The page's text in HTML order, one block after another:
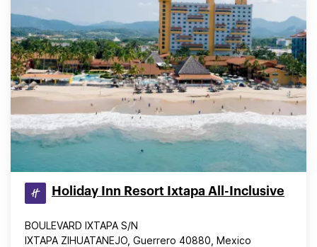
Holiday Inn Resort Ixtapa All-Inclusive
BOULEVARD IXTAPA S/N
IXTAPA ZIHUATANEJO, Guerrero 40880, Mexico